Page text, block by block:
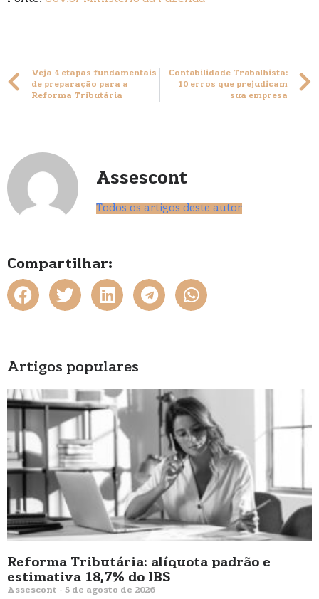
Veja 4 etapas fundamentais
de preparação para a
Reforma Tributária
Contabilidade Trabalhista:
10 erros que prejudicam
sua empresa
Assescont
Todos os artigos deste autor
Compartilhar:
Artigos populares
Reforma Tributária: alíquota padrão e
estimativa 18,7% do IBS
Assescont 5 de agosto de 2026